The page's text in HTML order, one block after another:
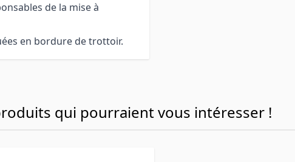
de la mise à
en bordure de trottoir.
qui pourraient vous intéresser !